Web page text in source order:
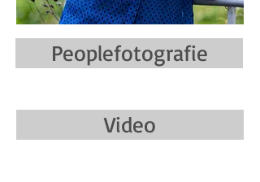
Peoplefotografie
Video